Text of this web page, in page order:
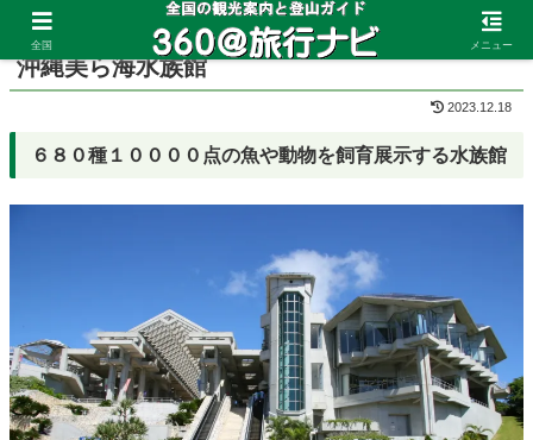
ホーム 沖縄県 本部
沖縄美ら海水族館
2023.12.18
６８０種１００００点の魚や動物を飼育展示する水族館
全国 メニュー